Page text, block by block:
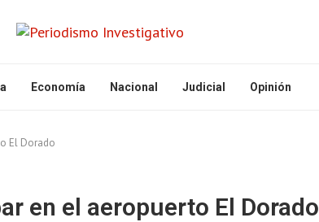
Economía Nacional Judicial Opinión
El Dorado
en el aeropuerto El Dorado